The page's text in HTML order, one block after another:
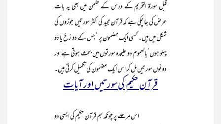
قبل سورۃ التحریم کے درس کے ضمن میں بھی یہ بات
عرض کی جا چکی ہے کہ قرآن مجید کی اکثر سورتیں جوڑوں کی
شکل میں ہیں۔ کسی ایک مضمون پر ‘ جس کے دو رُخ یا دو
پہلو ہوں‘بالعموم دو علیحدہ سورتوں میں بحث ہوتی ہے اور
دونوں سورتیں مل کر اس ایک مضمون کی تکمیل کرتی ہیں۔
قرآن حکیم کی سورتیں اور آیات
اس مرحلے پر چونکہ ہم قرآن حکیم کی ایسی دو